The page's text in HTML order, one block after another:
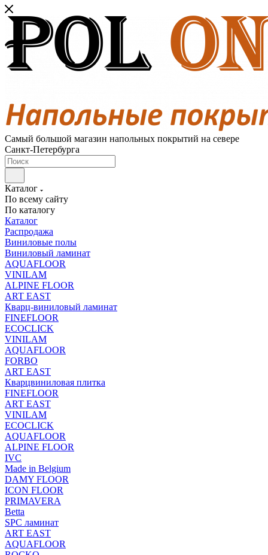
Самый большой магазин напольных покрытий на севере
Санкт-Петербурга
Каталог
По всему сайту
По каталогу
Каталог
Распродажа
Виниловые полы
Виниловый ламинат
AQUAFLOOR
VINILAM
ALPINE FLOOR
ART EAST
Кварц-виниловый ламинат
FINEFLOOR
ECOCLICK
VINILAM
AQUAFLOOR
FORBO
ART EAST
Кварцвиниловая плитка
FINEFLOOR
ART EAST
VINILAM
ECOCLICK
AQUAFLOOR
ALPINE FLOOR
IVC
Made in Belgium
DAMY FLOOR
ICON FLOOR
PRIMAVERA
Betta
SPC ламинат
ART EAST
AQUAFLOOR